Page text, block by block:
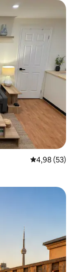
4,98 de uma
4,98 (53)